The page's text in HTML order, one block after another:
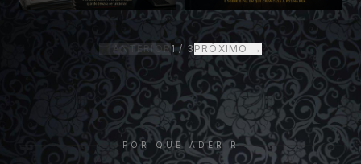
← ANTERIOR1/ 3 PRÓXIMO →
POR QUE ADERIR